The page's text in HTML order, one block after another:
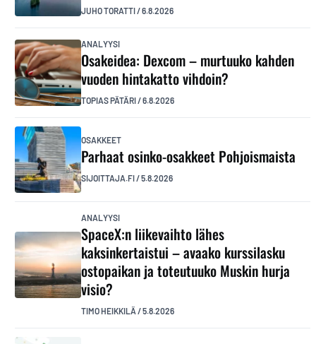
JUHO TORATTI/6.8.2026
ANALYYSI
Osakeidea: Dexcom – murtuuko kahden
vuoden hintakatto vihdoin?
TOPIAS PÄTÄRI/6.8.2026
OSAKKEET
Parhaat osinko-osakkeet Pohjoismaista
SIJOITTAJA.FI/5.8.2026
ANALYYSI
SpaceX:n liikevaihto lähes
kaksinkertaistui – avaako kurssilasku
ostopaikan ja toteutuuko Muskin hurja
visio?
TIMO HEIKKILÄ /5.8.2026